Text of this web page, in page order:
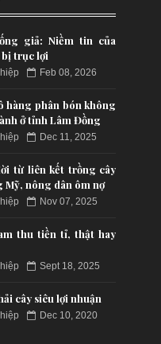
giả: Niềm tin của
trục lợi
Feb 08, 2026
hàng phân bón không
ở tỉnh Lâm Đồng
Dec 11, 2025
từ liên kết trồng cây
Mỹ, nông dân ôm nợ
Nov 07, 2025
thu tiền tỉ, thật hay
Sept 18, 2025
cây siêu lợi nhuận
Dec 10, 2020